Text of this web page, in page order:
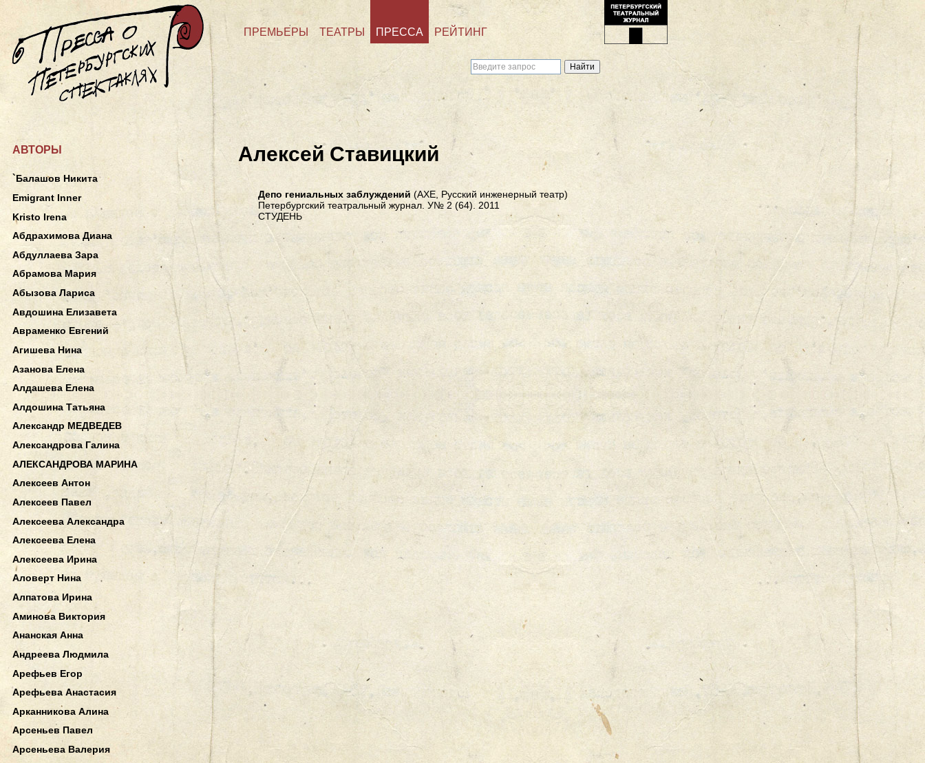
ПРЕМЬЕРЫ ТЕАТРЫ ПРЕССА РЕЙТИНГ
Алексей Ставицкий
Депо гениальных заблуждений (АХЕ, Русский инженерный театр)
Петербургский театральный журнал. У№ 2 (64). 2011
СТУДЕНЬ
АВТОРЫ
`Балашов Никита
Emigrant Inner
Kristo Irena
Абдрахимова Диана
Абдуллаева Зара
Абрамова Мария
Абызова Лариса
Авдошина Елизавета
Авраменко Евгений
Агишева Нина
Азанова Елена
Алдашева Елена
Алдошина Татьяна
Александр МЕДВЕДЕВ
Александрова Галина
АЛЕКСАНДРОВА МАРИНА
Алексеев Антон
Алексеев Павел
Алексеева Александра
Алексеева Елена
Алексеева Ирина
Аловерт Нина
Алпатова Ирина
Аминова Виктория
Ананская Анна
Андреева Людмила
Арефьев Егор
Арефьева Анастасия
Арканникова Алина
Арсеньев Павел
Арсеньева Валерия